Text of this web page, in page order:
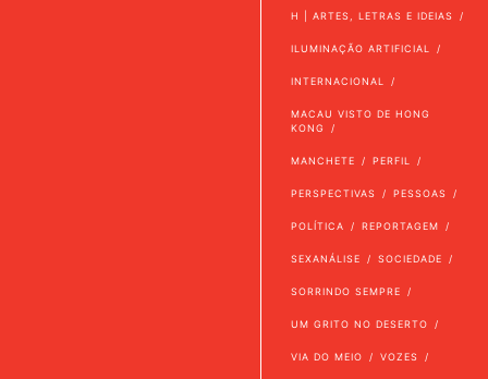
H | ARTES, LETRAS E IDEIAS
ILUMINAÇÃO ARTIFICIAL
INTERNACIONAL
MACAU VISTO DE HONG
KONG
MANCHETE PERFIL
PERSPECTIVAS PESSOAS
POLÍTICA REPORTAGEM
SEXANÁLISE SOCIEDADE
SORRINDO SEMPRE
UM GRITO NO DESERTO
VIA DO MEIO VOZES